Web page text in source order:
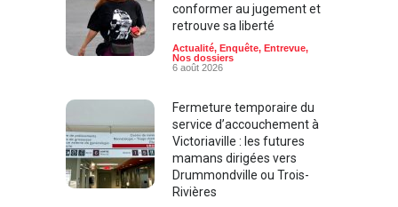
conformer au jugement et
retrouve sa liberté
Actualité, Enquête, Entrevue,
Nos dossiers
6 août 2026
Fermeture temporaire du
service d’accouchement à
Victoriaville : les futures
mamans dirigées vers
Drummondville ou Trois-
Rivières